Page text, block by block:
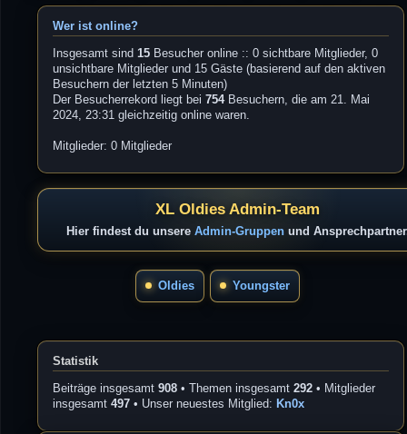
Wer ist online?
Insgesamt sind15 Besucher online :: 0 sichtbare Mitglieder, 0
unsichtbare Mitglieder und 15 Gäste (basierend auf den aktiven
Besuchern der letzten 5 Minuten)
Der Besucherrekord liegt bei754Besuchern, die am 21. Mai
2024, 23:31 gleichzeitig online waren.
Mitglieder: 0 Mitglieder
XL Oldies Admin-Team
Hier findest du unsere Admin-Gruppenund
Oldies Youngster
Statistik
Beiträge insgesamt908 • Themen insgesamt292 • Mitglieder
insgesamt497 • Unser neuestes Mitglied: Kn0x